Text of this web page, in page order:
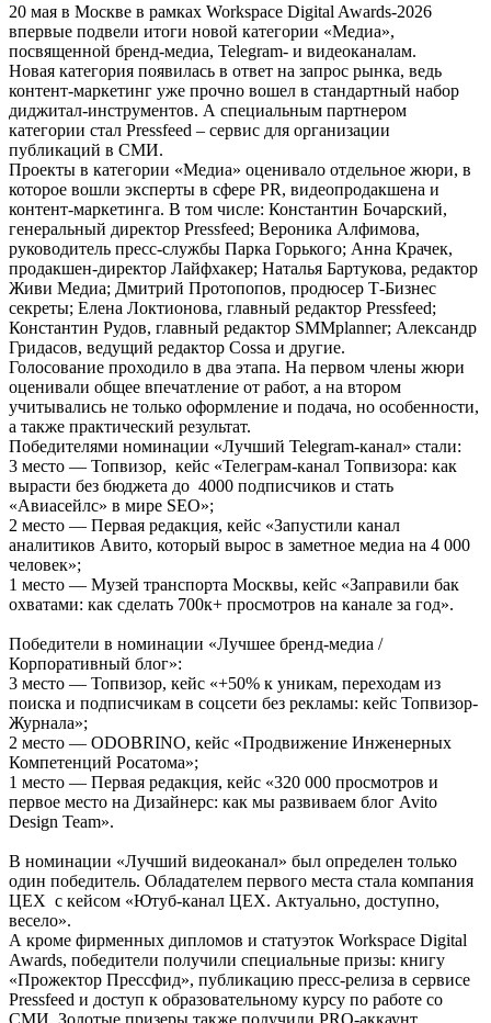
20 мая в Москве в рамках Workspace Digital Awards-2026
впервые подвели итоги новой категории «Медиа»,
посвященной бренд-медиа, Telegram- и видеоканалам.
Новая категория появилась в ответ на запрос рынка, ведь
контент-маркетинг уже прочно вошел в стандартный набор
диджитал-инструментов. А специальным партнером
категории стал Pressfeed – сервис для организации
публикаций в СМИ.
Проекты в категории «Медиа» оценивало отдельное жюри, в
которое вошли эксперты в сфере PR, видеопродакшена и
контент-маркетинга. В том числе: Константин Бочарский,
генеральный директор Pressfeed; Вероника Алфимова,
руководитель пресс-службы Парка Горького; Анна Крачек,
продакшен-директор Лайфхакер; Наталья Бартукова, редактор
Живи Медиа; Дмитрий Протопопов, продюсер Т-Бизнес
секреты; Елена Локтионова, главный редактор Pressfeed;
Константин Рудов, главный редактор SMMplanner; Александр
Гридасов, ведущий редактор Cossa и другие.
Голосование проходило в два этапа. На первом члены жюри
оценивали общее впечатление от работ, а на втором
учитывались не только оформление и подача, но особенности,
а также практический результат.
Победителями номинации «Лучший Telegram-канал» стали:
3 место — Топвизор, кейс «Телеграм-канал Топвизора: как
вырасти без бюджета до 4000 подписчиков и стать
«Авиасейлс» в мире SEO»;
2 место — Первая редакция, кейс «Запустили канал
аналитиков Авито, который вырос в заметное медиа на 4 000
человек»;
1 место — Музей транспорта Москвы, кейс «Заправили бак
охватами: как сделать 700к+ просмотров на канале за год».
Победители в номинации «Лучшее бренд-медиа /
Корпоративный блог»:
3 место — Топвизор, кейс «+50% к уникам, переходам из
поиска и подписчикам в соцсети без рекламы: кейс Топвизор-
Журнала»;
2 место — ODOBRINO, кейс «Продвижение Инженерных
Компетенций Росатома»;
1 место — Первая редакция, кейс «320 000 просмотров и
первое место на Дизайнерс: как мы развиваем блог Avito
Design Team».
В номинации «Лучший видеоканал» был определен только
один победитель. Обладателем первого места стала компания
ЦЕХ с кейсом «Ютуб-канал ЦЕХ. Актуально, доступно,
весело».
А кроме фирменных дипломов и статуэток Workspace Digital
Awards, победители получили специальные призы: книгу
«Прожектор Прессфид», публикацию пресс-релиза в сервисе
Pressfeed и доступ к образовательному курсу по работе со
СМИ. Золотые призеры также получили PRO-аккаунт